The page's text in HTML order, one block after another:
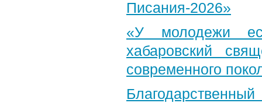
Писания-2026»
«У молодежи
хабаровский
современного